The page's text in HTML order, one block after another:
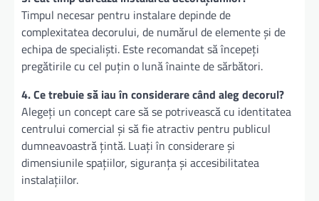
Timpul necesar pentru instalare depinde de
complexitatea decorului, de numărul de elemente și de
echipa de specialiști. Este recomandat să începeți
pregătirile cu cel puțin o lună înainte de sărbători.
4. Ce trebuie să iau în considerare când aleg decorul?
Alegeți un concept care să se potrivească cu identitatea
centrului comercial și să fie atractiv pentru publicul
dumneavoastră țintă. Luați în considerare și
dimensiunile spațiilor, siguranța și accesibilitatea
instalațiilor.